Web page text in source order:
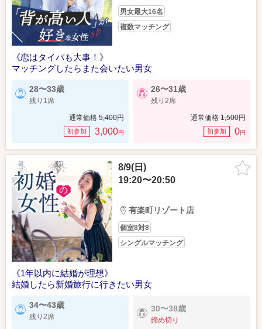
男女最大16名
複数マッチング
《恋はタイパも大事！》
マッチングしたらまた会いたい男女
28〜33歳
残り1席
通常価格 5,400円
初参加 3,000円
26〜31歳
残り2席
通常価格 1,500円
初参加 0円
8/9(日)
19:20〜20:50
有楽町リゾート店
個室8対8
シングルマッチング
《1年以内に結婚が理想》
結婚したら新婚旅行に行きたい男女
34〜43歳
残り2席
30〜38歳
締め切り